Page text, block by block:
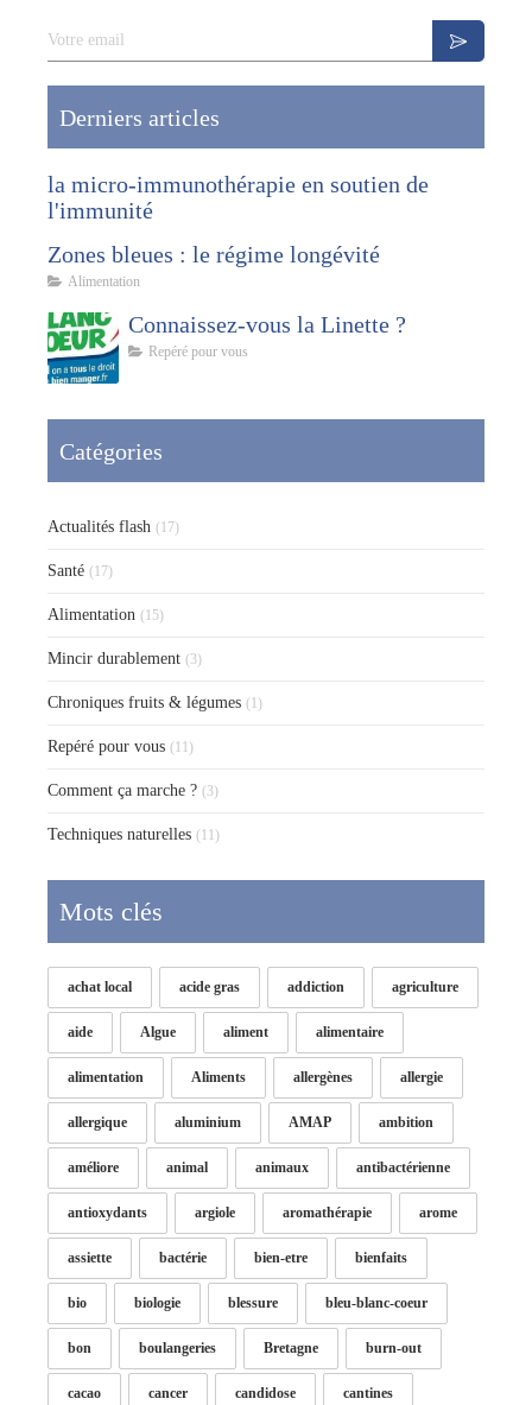
Votre email
Derniers articles
la micro-immunothérapie en soutien de
l'immunité
Zones bleues : le régime longévité
Alimentation
Connaissez-vous la Linette ?
Repéré pour vous
Catégories
Actualités flash (17)
Santé (17)
Alimentation (15)
Mincir durablement (3)
Chroniques fruits & légumes (1)
Repéré pour vous (11)
Comment ça marche ? (3)
Techniques naturelles (11)
Mots clés
achat local acide gras addiction agriculture
aide Algue aliment alimentaire
alimentation Aliments allergènes allergie
allergique aluminium AMAP ambition
améliore animal animaux antibactérienne
antioxydants argiole aromathérapie arome
assiette bactérie bien-etre bienfaits
bio biologie blessure bleu-blanc-coeur
bon boulangeries Bretagne burn-out
cacao cancer candidose cantines